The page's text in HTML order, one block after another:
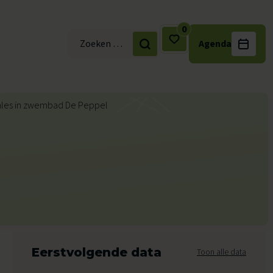
Zoek naar:
0
Agenda
Eerstvolgende data Toon alle data